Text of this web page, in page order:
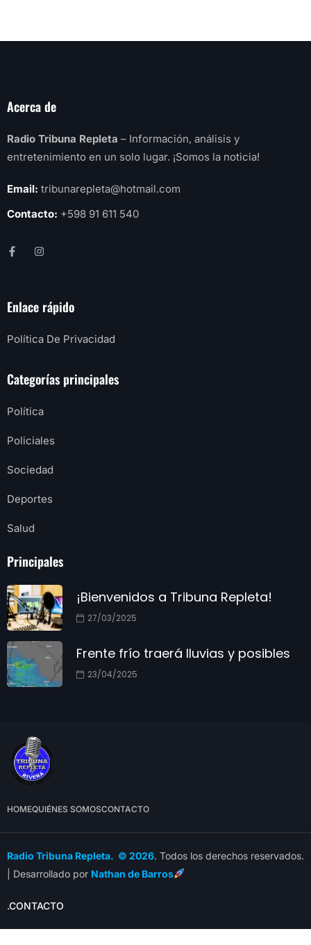
Acerca de
Radio Tribuna Repleta – Información, análisis y
entretenimiento en un solo lugar. ¡Somos la noticia!
Email: tribunarepleta@hotmail.com
Contacto: +598 91 611 540
Enlace rápido
Política De Privacidad
Categorías principales
Política
Policiales
Sociedad
Deportes
Salud
Principales
¡Bienvenidos a Tribuna Repleta!
27/03/2025
Frente frío traerá lluvias y posibles
23/04/2025
HOMEQUIÉNES SOMOSCONTACTO
Radio Tribuna Repleta. © 2026. Todos los derechos reservados.
| Desarrollado por Nathan de Barros
.CONTACTO